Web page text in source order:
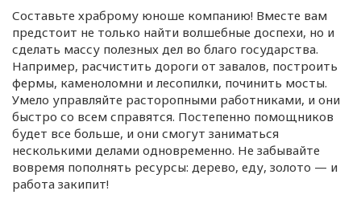
Составьте храброму юноше компанию! Вместе вам
предстоит не только найти волшебные доспехи, но и
сделать массу полезных дел во благо государства.
Например, расчистить дороги от завалов, построить
фермы, каменоломни и лесопилки, починить мосты.
Умело управляйте расторопными работниками, и они
быстро со всем справятся. Постепенно помощников
будет все больше, и они смогут заниматься
несколькими делами одновременно. Не забывайте
вовремя пополнять ресурсы: дерево, еду, золото — и
работа закипит!